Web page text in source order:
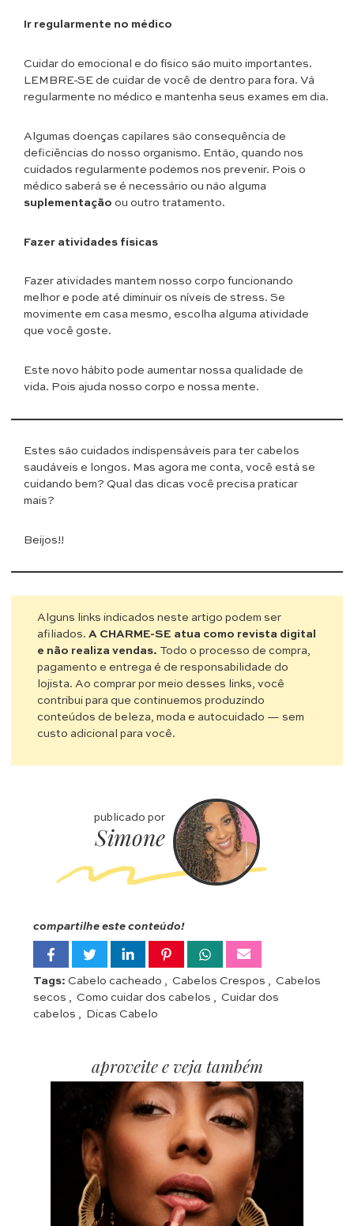
Ir regularmente no médico
Cuidar do emocional e do físico são muito importantes.
LEMBRE-SE de cuidar de você de dentro para fora. Vá
regularmente no médico e mantenha seus exames em dia.
Algumas doenças capilares são consequência de
deficiências do nosso organismo. Então, quando nos
cuidados regularmente podemos nos prevenir. Pois o
médico saberá se é necessário ou não alguma
suplementação ou outro tratamento.
Fazer atividades físicas
Fazer atividades mantem nosso corpo funcionando
melhor e pode até diminuir os níveis de stress. Se
movimente em casa mesmo, escolha alguma atividade
que você goste.
Este novo hábito pode aumentar nossa qualidade de
vida. Pois ajuda nosso corpo e nossa mente.
Estes são cuidados indispensáveis para ter cabelos
saudáveis e longos. Mas agora me conta, você está se
cuidando bem? Qual das dicas você precisa praticar
mais?
Beijos!!
Alguns links indicados neste artigo podem ser
afiliados.A CHARME-SE atua como revista digital
e não realiza vendas. Todo o processo de compra,
pagamento e entrega é de responsabilidade do
lojista. Ao comprar por meio desses links, você
contribui para que continuemos produzindo
conteúdos de beleza, moda e autocuidado — sem
custo adicional para você.
compartilhe este conteúdo!
Tags: Cabelo cacheado , Cabelos Crespos , Cabelos
secos , Como cuidar dos cabelos , Cuidar dos
cabelos , Dicas Cabelo
publicado por
Simone
aproveite e veja também